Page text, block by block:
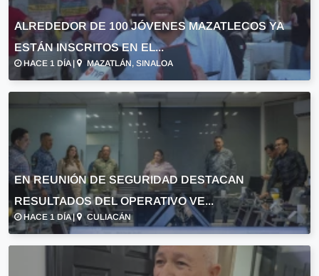
ALREDEDOR DE 100 JÓVENES MAZATLECOS YA
ESTÁN INSCRITOS EN EL...
HACE 1 DÍA | MAZATLÁN, SINALOA
EN REUNIÓN DE SEGURIDAD DESTACAN
RESULTADOS DEL OPERATIVO VE...
HACE 1 DÍA | CULIACÁN